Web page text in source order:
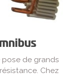
de grands
Chez